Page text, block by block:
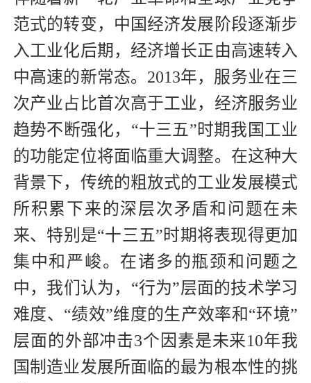
范式的转变，中国经济发展阶段逐渐步
入工业化后期，经济增长正由高速转入
中高速的新常态。2013年，服务业在三
次产业占比首次高于工业，经济服务业
趋势不断强化，“十三五”时期我国工业
的功能定位将面临重大调整。在这种大
背景下，传统的粗放式的工业发展模式
所积累下来的深层次矛盾和问题在未
来、特别是“十三五”时期将表现得更加
集中和严峻。在诸多的瓶颈和问题之
中，我们认为，“行为”层面的技术学习
难度、“绩效”维度的生产效率和“环境”
层面的外部冲击3个因素是未来10年我
国制造业发展所面临的最为根本性的挑